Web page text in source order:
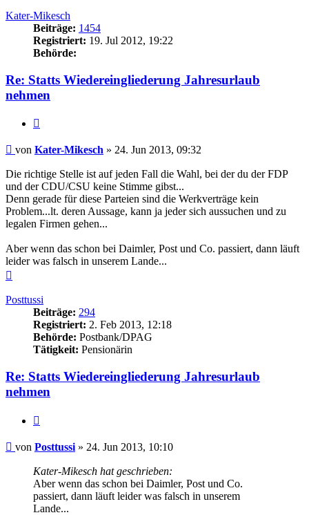
Kater-Mikesch
Beiträge: 1454
Registriert: 19. Jul 2012, 19:22
Behörde:
Re: Statts Wiedereingliederung Jahresurlaub
nehmen
Beitrag
von Kater-Mikesch » 24. Jun 2013, 09:32
Die richtige Stelle ist auf jeden Fall die Wahl, bei der du der FDP
und der CDU/CSU keine Stimme gibst...
Denn gerade für diese Parteien sind die Werkverträge kein
Problem...lt. deren Aussage, kann ja jeder sich aussuchen und zu
legalen Firmen gehen...
Aber wenn das schon bei Daimler, Post und Co. passiert, dann läuft
leider was falsch in unserem Lande...
Posttussi
Beiträge: 294
Registriert: 2. Feb 2013, 12:18
Behörde: Postbank/DPAG
Tätigkeit: Pensionärin
Re: Statts Wiedereingliederung Jahresurlaub
nehmen
Beitrag
von Posttussi » 24. Jun 2013, 10:10
Kater-Mikesch hat geschrieben:
Aber wenn das schon bei Daimler, Post und Co.
passiert, dann läuft leider was falsch in unserem
Lande...